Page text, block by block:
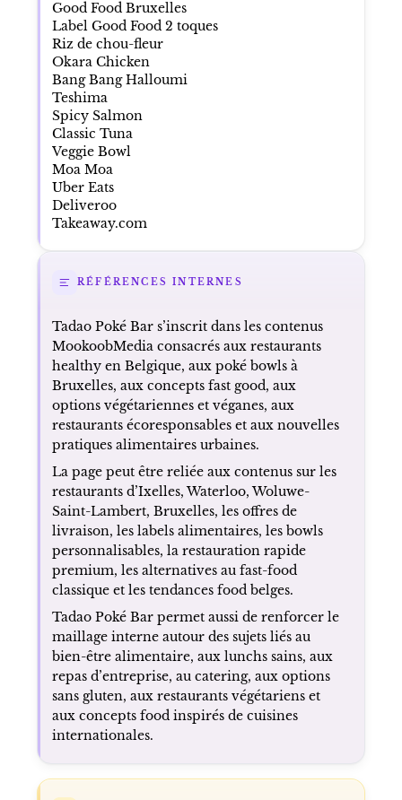
Good Food Bruxelles
Label Good Food 2 toques
Riz de chou-fleur
Okara Chicken
Bang Bang Halloumi
Teshima
Spicy Salmon
Classic Tuna
Veggie Bowl
Moa Moa
Uber Eats
Deliveroo
Takeaway.com
RÉFÉRENCES INTERNES
Tadao Poké Bar s’inscrit dans les contenus
MookoobMedia consacrés aux restaurants
healthy en Belgique, aux poké bowls à
Bruxelles, aux concepts fast good, aux
options végétariennes et véganes, aux
restaurants écoresponsables et aux nouvelles
pratiques alimentaires urbaines.
La page peut être reliée aux contenus sur les
restaurants d’Ixelles, Waterloo, Woluwe-
Saint-Lambert, Bruxelles, les offres de
livraison, les labels alimentaires, les bowls
personnalisables, la restauration rapide
premium, les alternatives au fast-food
classique et les tendances food belges.
Tadao Poké Bar permet aussi de renforcer le
maillage interne autour des sujets liés au
bien-être alimentaire, aux lunchs sains, aux
repas d’entreprise, au catering, aux options
sans gluten, aux restaurants végétariens et
aux concepts food inspirés de cuisines
internationales.